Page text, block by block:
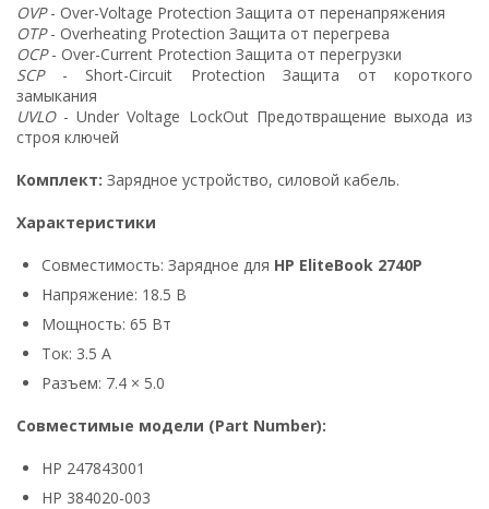
OVP- Over-Voltage Protection Защита от перенапряжения
OTP- Overheating Protection Защита от перегрева
OCP- Over-Current Protection Защита от перегрузки
SCP- Short-Circuit Protection Защита от короткого
замыкания
UVLO- Under Voltage LockOut Предотвращение выхода из
строя ключей
Комплект: Зарядное устройство, силовой кабель.
Характеристики
Совместимость: Зарядное для HP EliteBook 2740P
Напряжение: 18.5 В
Мощность: 65 Вт
Ток: 3.5 А
Разъем: 7.4 × 5.0
Совместимые модели (Part Number):
HP 247843001
HP 384020-003